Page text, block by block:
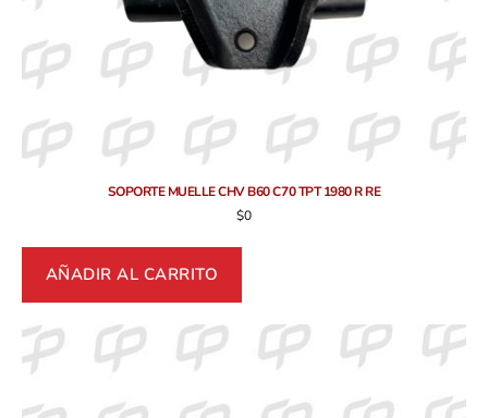
SOPORTE MUELLE CHV B60 C70 TPT 1980 R RE
$0
AÑADIR AL CARRITO